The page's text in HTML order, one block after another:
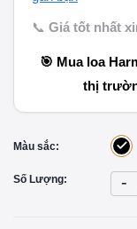
📞 Giá tốt nhất
🎯 Mua loa
thị
Màu sắc:
Số Lượng: -